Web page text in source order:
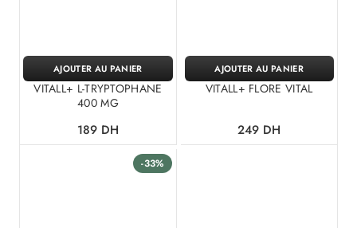
VITALL+ L-TRYPTOPHANE
400 MG
189 DH
AJOUTER AU PANIER
VITALL+ FLORE VITAL
249 DH
AJOUTER AU PANIER
-33%